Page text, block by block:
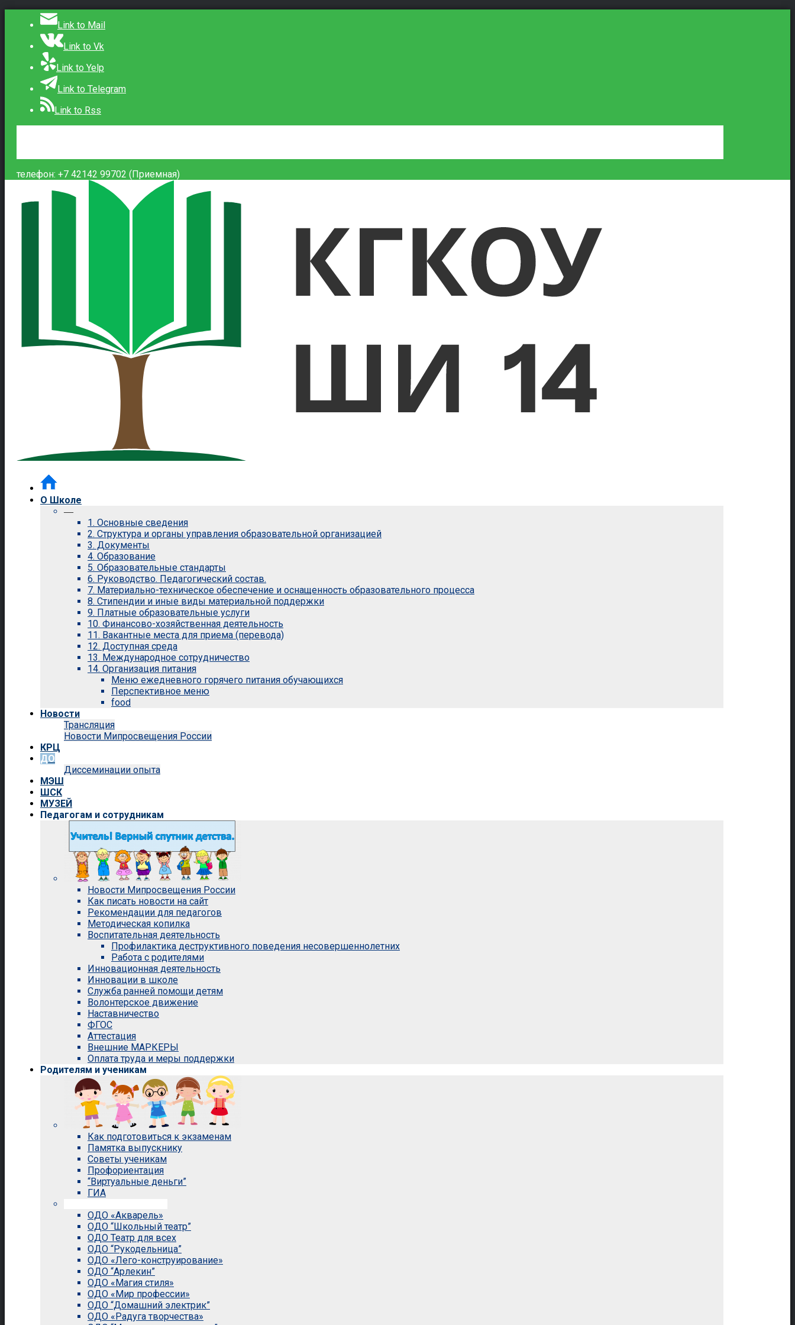
Link to Mail
Link to Vk
Link to Yelp
Link to Telegram
Link to Rss
телефон: +7 42142 99702 (Приемная)
О Школе
—
1. Основные сведения
2. Структура и органы управления образовательной организацией
3. Документы
4. Образование
5. Образовательные стандарты
6. Руководство. Педагогический состав.
7. Материально-техническое обеспечение и оснащенность образовательного процесса
8. Стипендии и иные виды материальной поддержки
9. Платные образовательные услуги
10. Финансово-хозяйственная деятельность
11. Вакантные места для приема (перевода)
12. Доступная среда
13. Международное сотрудничество
14. Организация питания
Меню ежедневного горячего питания обучающихся
Перспективное меню
food
Новости
Трансляция
Новости Мипросвещения России
КРЦ
ДО
Диссеминации опыта
МЭШ
ШСК
МУЗЕЙ
Педагогам и сотрудникам
Новости Мипросвещения России
Как писать новости на сайт
Рекомендации для педагогов
Методическая копилка
Воспитательная деятельность
Профилактика деструктивного поведения несовершеннолетних
Работа с родителями
Инновационная деятельность
Инновации в школе
Служба ранней помощи детям
Волонтерское движение
Наставничество
ФГОС
Аттестация
Внешние МАРКЕРЫ
Оплата труда и меры поддержки
Родителям и ученикам
Как подготовиться к экзаменам
Памятка выпускнику
Советы ученикам
Профориентация
“Виртуальные деньги”
ГИА
ОДО «Акварель»
ОДО “Школьный театр”
ОДО Театр для всех
ОДО “Рукодельница”
ОДО «Лего-конструирование»
ОДО “Арлекин”
ОДО «Магия стиля»
ОДО «Мир профессии»
ОДО “Домашний электрик”
ОДО «Радуга творчества»